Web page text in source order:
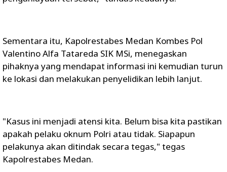
Sementara itu, Kapolrestabes Medan Kombes Pol
Valentino Alfa Tatareda SIK MSi, menegaskan
pihaknya yang mendapat informasi ini kemudian turun
ke lokasi dan melakukan penyelidikan lebih lanjut.
"Kasus ini menjadi atensi kita. Belum bisa kita pastikan
apakah pelaku oknum Polri atau tidak. Siapapun
pelakunya akan ditindak secara tegas," tegas
Kapolrestabes Medan.